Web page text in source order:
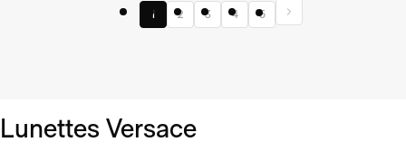
1 2 3 4 5
Lunettes Versace